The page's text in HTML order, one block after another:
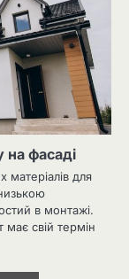
на фасаді
матеріалів для
в монтажі.
має свій термін